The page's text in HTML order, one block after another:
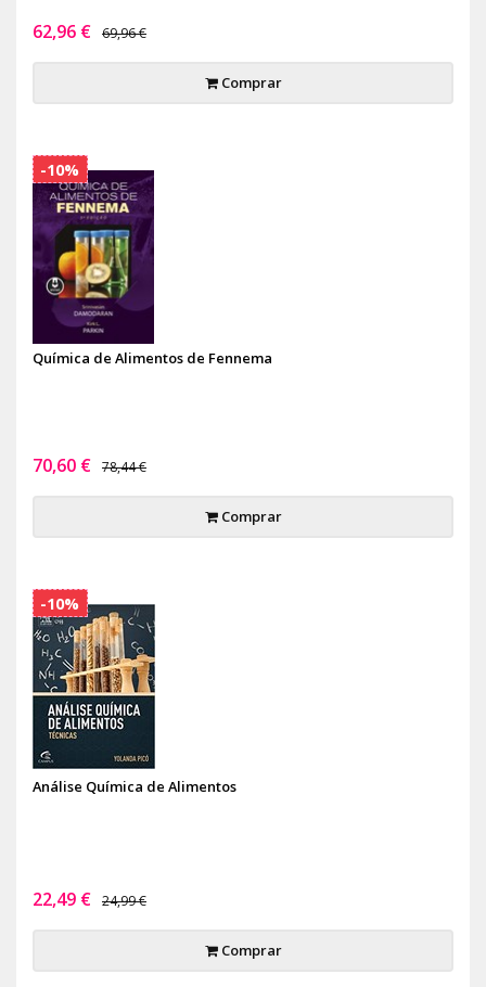
62,96 € 69,96 €
Comprar
Química de Alimentos de Fennema
70,60 € 78,44 €
Comprar
-10%
Análise Química de Alimentos
22,49 € 24,99 €
Comprar
-10%